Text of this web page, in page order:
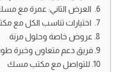
العرض الثاني: عمرة مع مسك – 3 أيام
اختيارات تناسب الكل مع
عروض خاصة وحلول مرنة
فريق دعم متعاون وخبرة
للتواصل مع مكتب مسك